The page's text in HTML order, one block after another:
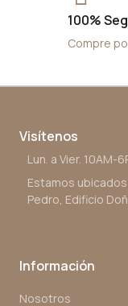
100%
Compre
Visítenos
Lun. a Vier. 10AM-
Estamos
Pedro, Edificio
Información
Nosotros